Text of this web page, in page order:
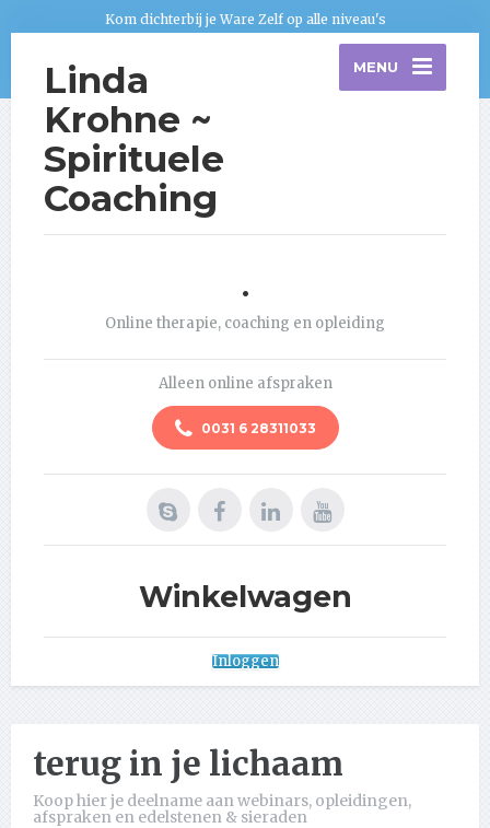
Kom dichterbij je Ware Zelf op alle niveau's
Linda
Krohne ~
Spirituele
Coaching
MENU
.
Online therapie, coaching en opleiding
Alleen online afspraken
0031 6 28311033
Winkelwagen
Inloggen
terug in je lichaam
Koop hier je deelname aan webinars, opleidingen,
afspraken en edelstenen & sieraden